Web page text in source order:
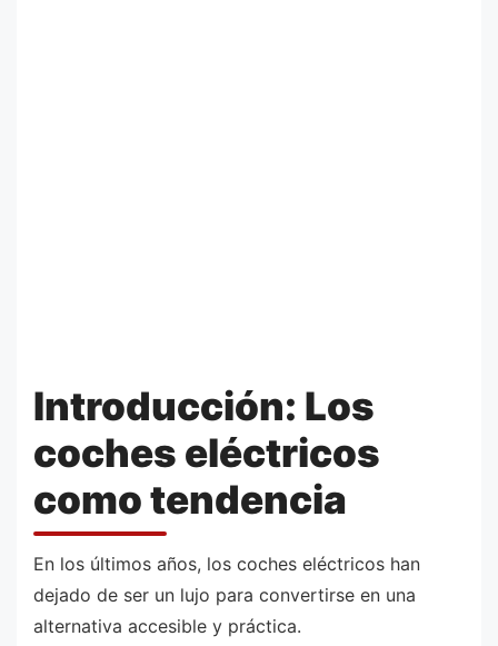
Introducción: Los
coches eléctricos
como tendencia
En los últimos años, los coches eléctricos han
dejado de ser un lujo para convertirse en una
alternativa accesible y práctica.